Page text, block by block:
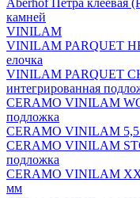
Aberhof Петра клеевая
камней
VINILAM
VINILAM PARQUET
елочка
VINILAM PARQUET
интегрированная
CERAMO VINILAM
подложка
CERAMO VINILAM 5,5
CERAMO VINILAM
подложка
CERAMO VINILAM
мм